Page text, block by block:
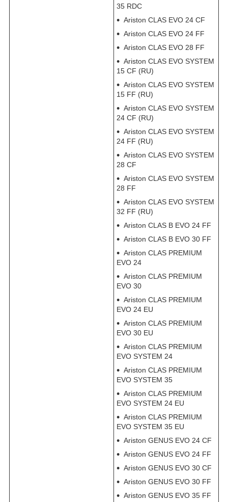
35 RDC
Ariston CLAS EVO 24 CF
Ariston CLAS EVO 24 FF
Ariston CLAS EVO 28 FF
Ariston CLAS EVO SYSTEM
15 CF (RU)
Ariston CLAS EVO SYSTEM
15 FF (RU)
Ariston CLAS EVO SYSTEM
24 CF (RU)
Ariston CLAS EVO SYSTEM
24 FF (RU)
Ariston CLAS EVO SYSTEM
28 CF
Ariston CLAS EVO SYSTEM
28 FF
Ariston CLAS EVO SYSTEM
32 FF (RU)
Ariston CLAS B EVO 24 FF
Ariston CLAS B EVO 30 FF
Ariston CLAS PREMIUM
EVO 24
Ariston CLAS PREMIUM
EVO 30
Ariston CLAS PREMIUM
EVO 24 EU
Ariston CLAS PREMIUM
EVO 30 EU
Ariston CLAS PREMIUM
EVO SYSTEM 24
Ariston CLAS PREMIUM
EVO SYSTEM 35
Ariston CLAS PREMIUM
EVO SYSTEM 24 EU
Ariston CLAS PREMIUM
EVO SYSTEM 35 EU
Ariston GENUS EVO 24 CF
Ariston GENUS EVO 24 FF
Ariston GENUS EVO 30 CF
Ariston GENUS EVO 30 FF
Ariston GENUS EVO 35 FF